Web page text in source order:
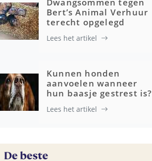
Bert’s Animal Verhuur
terecht opgelegd
Lees het artikel
Kunnen honden
aanvoelen wanneer
hun baasje gestrest is?
Lees het artikel